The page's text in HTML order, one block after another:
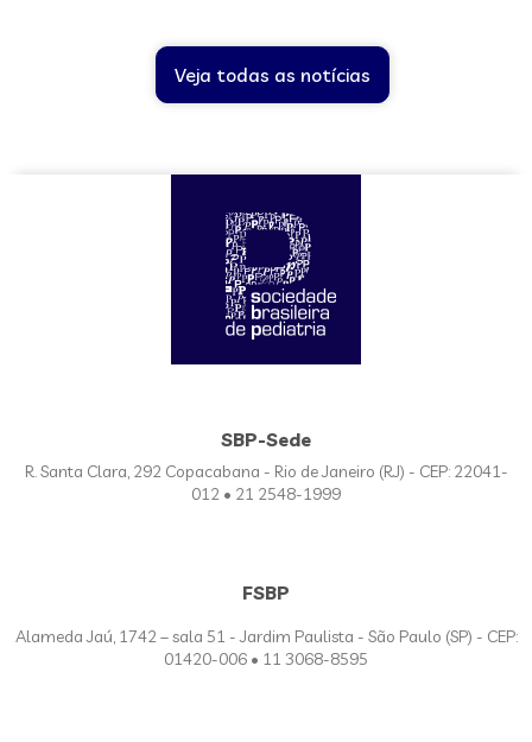
Veja todas as notícias
SBP-Sede
R. Santa Clara, 292 Copacabana - Rio de Janeiro (RJ) - CEP: 22041-
012 • 21 2548-1999
FSBP
Alameda Jaú, 1742 – sala 51 - Jardim Paulista - São Paulo (SP) - CEP:
01420-006 • 11 3068-8595